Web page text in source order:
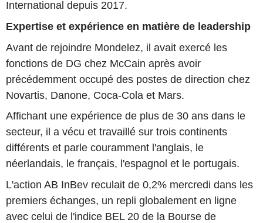
International depuis 2017.
Expertise et expérience en matière de leadership
Avant de rejoindre Mondelez, il avait exercé les
fonctions de DG chez McCain après avoir
précédemment occupé des postes de direction chez
Novartis, Danone, Coca-Cola et Mars.
Affichant une expérience de plus de 30 ans dans le
secteur, il a vécu et travaillé sur trois continents
différents et parle couramment l'anglais, le
néerlandais, le français, l'espagnol et le portugais.
L'action AB InBev reculait de 0,2% mercredi dans les
premiers échanges, un repli globalement en ligne
avec celui de l'indice BEL 20 de la Bourse de